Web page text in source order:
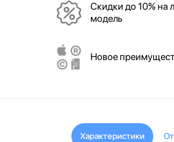
Скидки до 10% на
модель
Новое
Характеристики